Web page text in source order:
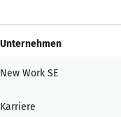
Unternehmen
New Work SE
Karriere